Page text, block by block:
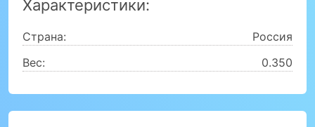
Характеристики:
Страна:
Россия
Вес:
0.350